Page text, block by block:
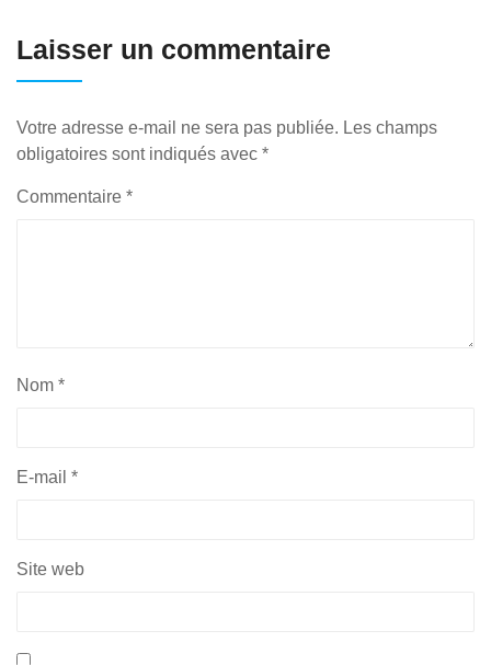
Laisser un commentaire
Votre adresse e-mail ne sera pas publiée. Les champs
obligatoires sont indiqués avec *
Commentaire *
Nom *
E-mail *
Site web